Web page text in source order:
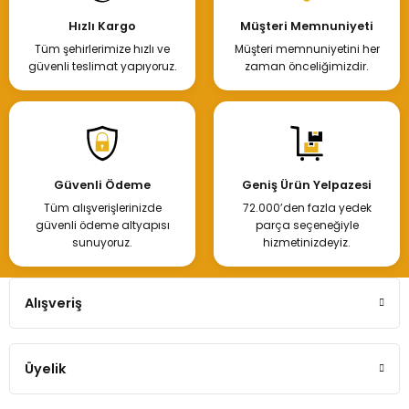
Hızlı Kargo
Tüm şehirlerimize hızlı ve
güvenli teslimat yapıyoruz.
Müşteri Memnuniyeti
Müşteri memnuniyetini her
zaman önceliğimizdir.
Güvenli Ödeme
Tüm alışverişlerinizde
güvenli ödeme altyapısı
sunuyoruz.
Geniş Ürün Yelpazesi
72.000’den fazla yedek
parça seçeneğiyle
hizmetinizdeyiz.
Alışveriş
Üyelik